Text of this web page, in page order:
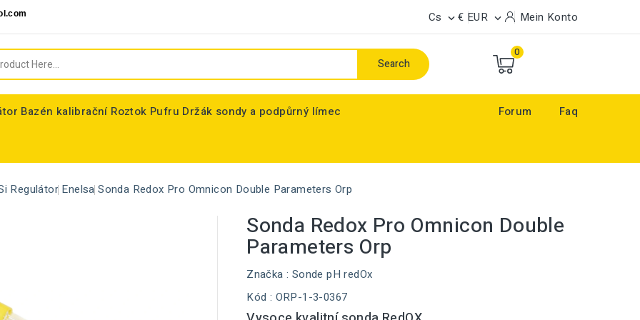
Cs € EUR  Mein Konto
Search
0
Bazén kalibrační Roztok Pufru Držák sondy a podpůrný límec Forum Faq
Regulátor Enelsa Sonda Redox Pro Omnicon Double Parameters Orp
Sonda Redox Pro Omnicon Double
Parameters Orp
Značka : Sonde pH redOx
Kód : ORP-1-3-0367